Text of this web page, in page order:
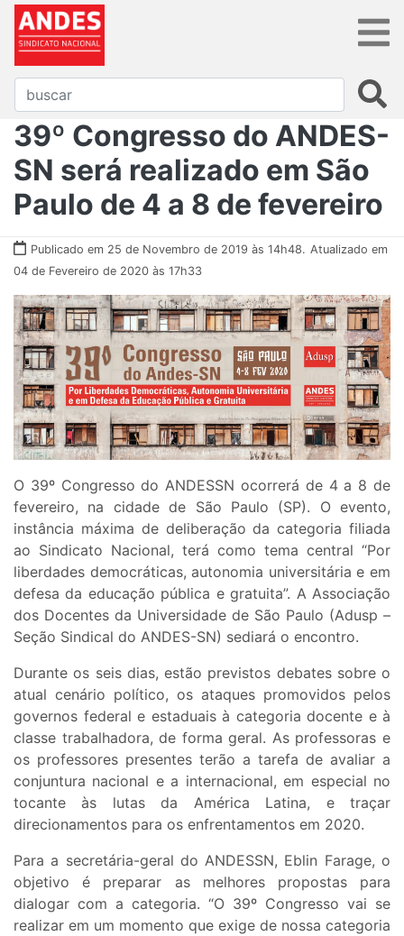
39º Congresso do ANDES-
SN será realizado em São
Paulo de 4 a 8 de fevereiro
Publicado em 25 de Novembro de 2019 às 14h48. Atualizado em
04 de Fevereiro de 2020 às 17h33
O 39º Congresso do ANDESSN ocorrerá de 4 a 8 de
fevereiro, na cidade de São Paulo (SP). O evento,
instância máxima de deliberação da categoria filiada
ao Sindicato Nacional, terá como tema central “Por
liberdades democráticas, autonomia universitária e em
defesa da educação pública e gratuita”. A Associação
dos Docentes da Universidade de São Paulo (Adusp –
Seção Sindical do ANDES-SN) sediará o encontro.
Durante os seis dias, estão previstos debates sobre o
atual cenário político, os ataques promovidos pelos
governos federal e estaduais à categoria docente e à
classe trabalhadora, de forma geral. As professoras e
os professores presentes terão a tarefa de avaliar a
conjuntura nacional e a internacional, em especial no
tocante às lutas da América Latina, e traçar
direcionamentos para os enfrentamentos em 2020.
Para a secretária-geral do ANDESSN, Eblin Farage, o
objetivo é preparar as melhores propostas para
dialogar com a categoria. “O 39º Congresso vai se
realizar em um momento que exige de nossa categoria